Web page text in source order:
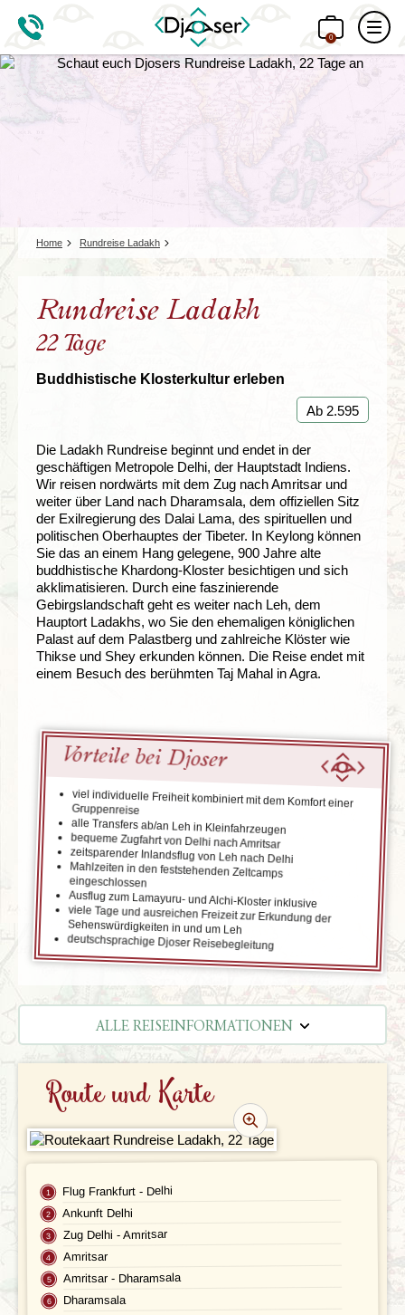
0
Home Rundreise Ladakh
Rundreise Ladakh
22 Tage
Buddhistische Klosterkultur erleben
Ab 2.595
Die Ladakh Rundreise beginnt und endet in der
geschäftigen Metropole Delhi, der Hauptstadt Indiens.
Wir reisen nordwärts mit dem Zug nach Amritsar und
weiter über Land nach Dharamsala, dem offiziellen Sitz
der Exilregierung des Dalai Lama, des spirituellen und
politischen Oberhauptes der Tibeter. In Keylong können
Sie das an einem Hang gelegene, 900 Jahre alte
buddhistische Khardong-Kloster besichtigen und sich
akklimatisieren. Durch eine faszinierende
Gebirgslandschaft geht es weiter nach Leh, dem
Hauptort Ladakhs, wo Sie den ehemaligen königlichen
Palast auf dem Palastberg und zahlreiche Klöster wie
Thikse und Shey erkunden können. Die Reise endet mit
einem Besuch des berühmten Taj Mahal in Agra.
Vorteile bei Djoser
viel individuelle Freiheit kombiniert mit dem Komfort einer
Gruppenreise
alle Transfers ab/an Leh in Kleinfahrzeugen
bequeme Zugfahrt von Delhi nach Amritsar
zeitsparender Inlandsflug von Leh nach Delhi
Mahlzeiten in den feststehenden Zeltcamps
eingeschlossen
Ausflug zum Lamayuru- und Alchi-Kloster inklusive
viele Tage und ausreichen Freizeit zur Erkundung der
Sehenswürdigkeiten in und um Leh
deutschsprachige Djoser Reisebegleitung
ALLE REISEINFORMATIONEN
REISEVERLAUF
TERMINE | PREISE
REZENSIONEN
PRAKTISCHE INFOS
Route und Karte
Flug Frankfurt - Delhi
Ankunft Delhi
Zug Delhi - Amritsar
Amritsar
Amritsar - Dharamsala
Dharamsala